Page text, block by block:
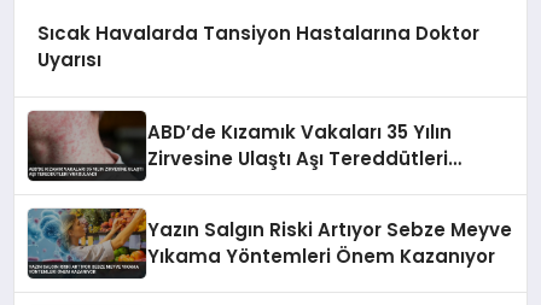
Sıcak Havalarda Tansiyon Hastalarına Doktor
Uyarısı
ABD’de Kızamık Vakaları 35 Yılın
Zirvesine Ulaştı Aşı Tereddütleri
Yazın Salgın Riski Artıyor Sebze Meyve
Yıkama Yöntemleri Önem Kazanıyor